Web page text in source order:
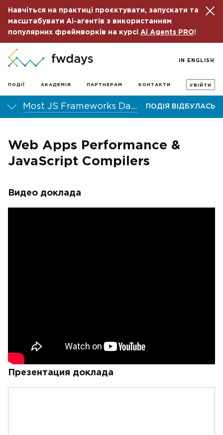
Навчіться на практиці проєктувати, запускати та
масштабувати Ai-агентів з використанням
популярних фреймворків на курсі Ai Agents PRO!
ПОДІЇ АКАДЕМІЯ ПАРТНЕРАМ КОНТАКТИ УВІЙТИ
IN ENGLISH
Most JS Frameworks Day 2016 ПОДІЯ ВІДБУЛАСЬ
Web Apps Performance &
JavaScript Compilers
Видео доклада
Презентация доклада